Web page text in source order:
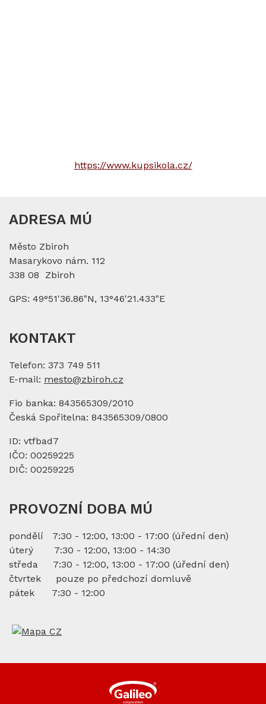
https://www.kupsikola.cz/
ADRESA MÚ
Město Zbiroh
Masarykovo nám. 112
338 08 Zbiroh
GPS: 49°51'36.86"N, 13°46'21.433"E
KONTAKT
Telefon: 373 749 511
E-mail: mesto@zbiroh.cz
Fio banka: 843565309/2010
Česká Spořitelna: 843565309/0800
ID: vtfbad7
IČO: 00259225
DIČ: 00259225
PROVOZNÍ DOBA MÚ
pondělí 7:30 - 12:00, 13:00 - 17:00 (úřední den)
úterý 7:30 - 12:00, 13:00 - 14:30
středa 7:30 - 12:00, 13:00 - 17:00 (úřední den)
čtvrtek pouze po předchozí domluvě
pátek 7:30 - 12:00